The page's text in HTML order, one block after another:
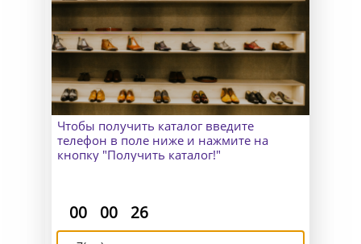
Доставка и возврат
В Москве к Вам приедет
замерщик, а для клиентов
из других городов организуем
удаленный пошив и отправим
макеты для снятия мерок.
Как узнать точный размер?
Чтобы получить каталог введите
телефон в поле ниже и нажмите на
кнопку "Получить каталог!"
00 00 26